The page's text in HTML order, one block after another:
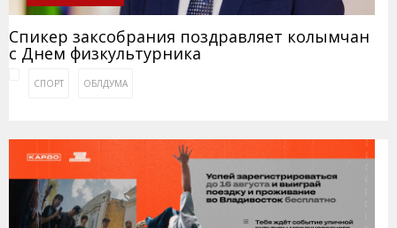
Спикер заксобрания поздравляет колымчан
с Днем физкультурника
СПОРТ ОБЛДУМА